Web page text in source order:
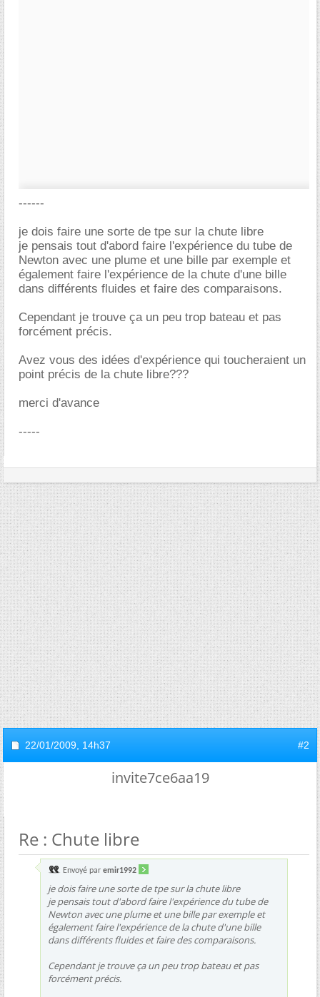
------
je dois faire une sorte de tpe sur la chute libre
je pensais tout d'abord faire l'expérience du tube de
Newton avec une plume et une bille par exemple et
également faire l'expérience de la chute d'une bille
dans différents fluides et faire des comparaisons.
Cependant je trouve ça un peu trop bateau et pas
forcément précis.
Avez vous des idées d'expérience qui toucheraient un
point précis de la chute libre???
merci d'avance
-----
22/01/2009, 14h37 #2
invite7ce6aa19
Re : Chute libre
Envoyé par emir1992
je dois faire une sorte de tpe sur la chute libre
je pensais tout d'abord faire l'expérience du tube de
Newton avec une plume et une bille par exemple et
également faire l'expérience de la chute d'une bille
dans différents fluides et faire des comparaisons.
Cependant je trouve ça un peu trop bateau et pas
forcément précis.